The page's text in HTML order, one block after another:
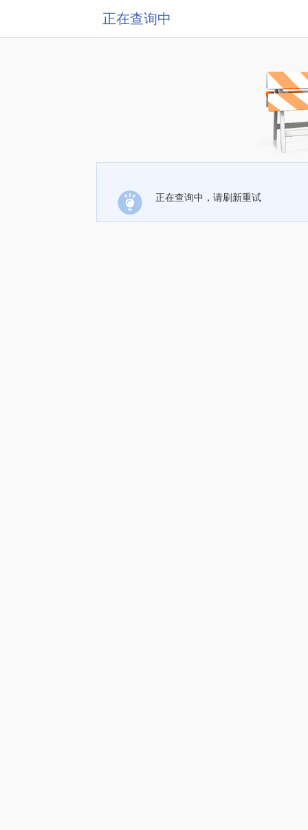
正在查询中
正在查询中，请刷新重试